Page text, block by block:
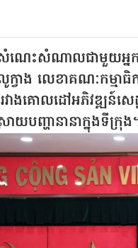
ណេះសំណាលជាមួយអ្ន
ាង លេខាគណៈកម្មាធិ
វាងគោលដៅអភិវឌ្ឍន៍ស
ាយបញ្ហានានាក្នុងទីក្រុង